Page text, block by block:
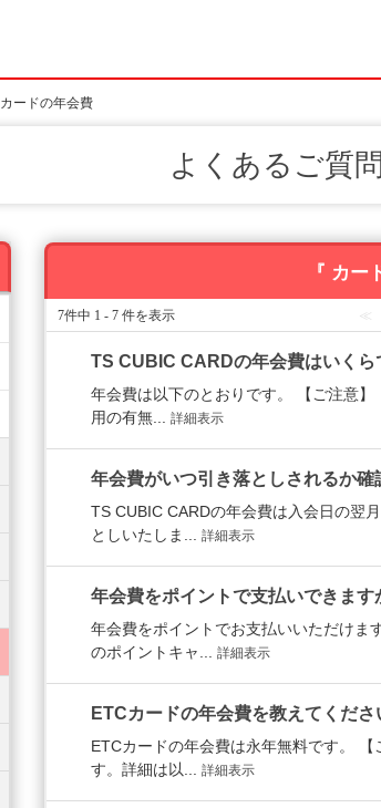
カードの年会費
よくあるご質問
『 カ
7件中 1 - 7 件を表示 ≪
TS CUBIC CARDの年会費はいくら
年会費は以下のとおりです。 【ご注意
用の有無...
詳細表示
年会費がいつ引き落としされるか確
TS CUBIC CARDの年会費は入会日の翌
としいたしま...
詳細表示
年会費をポイントで支払いできます
年会費をポイントでお支払いいただけま
のポイントキャ...
詳細表示
ETCカードの年会費を教えてくださ
ETCカードの年会費は永年無料です。
す。詳細は以...
詳細表示